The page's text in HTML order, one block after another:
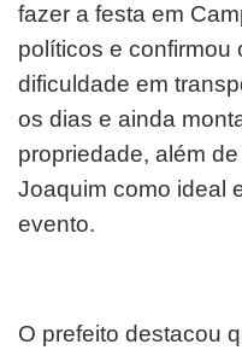
fazer a festa em
políticos e confirmou
dificuldade em
os dias e ainda
propriedade, além
Joaquim como ideal
evento.
O prefeito destacou